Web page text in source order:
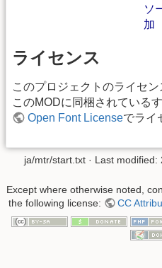
ソ
加
ライセンス
このプロジェクトのライセン
このMODに同梱されている
Open Font Licenseでライ
ja/mtr/start.txt · Last
Except where otherwise noted,
the following license:
CC